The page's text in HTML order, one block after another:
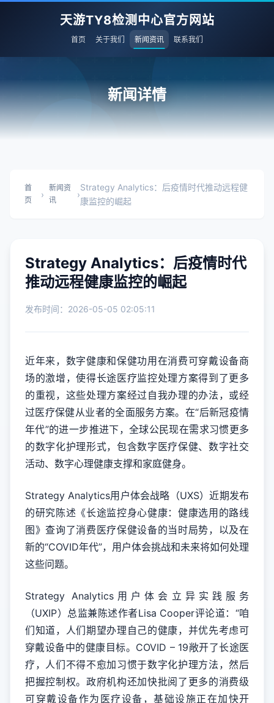
天游TY8检测中心官方网站
首页 关于我们 新闻资讯 联系我们
新闻详情
首
页
›
新闻资
讯
›
Strategy Analytics：后疫情时代推动远程健
康监控的崛起
Strategy Analytics：后疫情时代
推动远程健康监控的崛起
发布时间：2026-05-05 02:05:11
近年来，数字健康和保健功用在消费可穿戴设备商
场的激增，使得长途医疗监控处理方案得到了更多
的重视，这些处理方案经过自我办理的办法，或经
过医疗保健从业者的全面服务方案。在“后新冠疫情
年代”的进一步推进下，全球公民现在需求习惯更多
的数字化护理形式，包含数字医疗保健、数字社交
活动、数字心理健康支撑和家庭健身。
Strategy Analytics用户体会战略（UXS）近期发布
的研究陈述《长途监控身心健康：健康选用的路线
图》查询了消费医疗保健设备的当时局势，以及在
新的“COVID年代”，用户体会挑战和未来将如何处理
这些问题。
Strategy Analytics用户体会立异实践服务
（UXIP）总监兼陈述作者Lisa Cooper评论道：“咱
们知道，人们期望办理自己的健康，并优先考虑可
穿戴设备中的健康目标。COVID – 19敞开了长途医
疗，人们不得不愈加习惯于数字化护理方法，然后
把握控制权。政府机构还加快批阅了更多的消费级
可穿戴设备作为医疗设备，基础设施正在加快开